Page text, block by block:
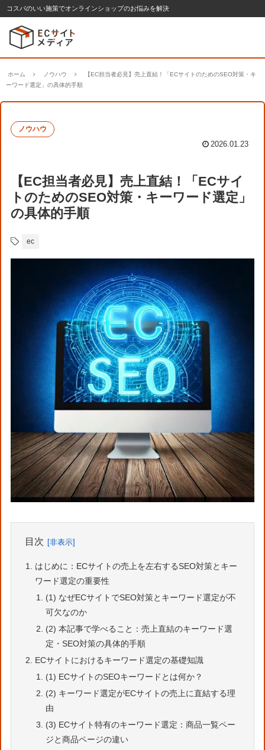
コスパのいい施策でオンラインショップのお悩みを解決
ホーム ノウハウ
【EC担当者必見】売上直結！「ECサイトのためのSEO対策・キ
ーワード選定」の具体的手順
ノウハウ
2026.01.23
【EC担当者必見】売上直結！「ECサイ
トのためのSEO対策・キーワード選定」
の具体的手順
ec
目次
はじめに：ECサイトの売上を左右するSEO対策とキー
ワード選定の重要性
(1) なぜECサイトでSEO対策とキーワード選定が不
可欠なのか
(2) 本記事で学べること：売上直結のキーワード選
定・SEO対策の具体的手順
ECサイトにおけるキーワード選定の基礎知識
(1) ECサイトのSEOキーワードとは何か？
(2) キーワード選定がECサイトの売上に直結する理
由
(3) ECサイト特有のキーワード選定：商品一覧ペー
ジと商品ページの違い